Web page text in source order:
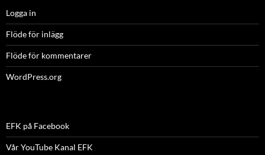
Logga in
Flöde för inlägg
Flöde för kommentarer
WordPress.org
EFK på Facebook
Vår YouTube Kanal EFK